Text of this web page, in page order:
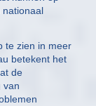
nationaal
te zien in meer
betekent het
de
van